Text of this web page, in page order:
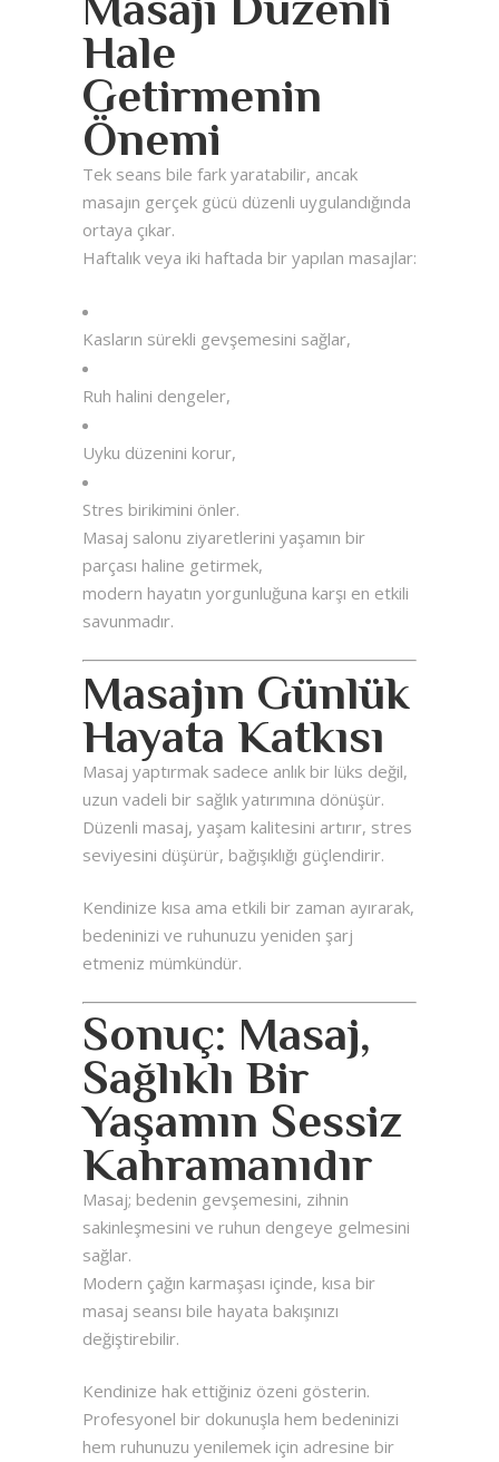
Hale
Getirmenin
Önemi
Tek seans bile fark yaratabilir, ancak
masajın gerçek gücü düzenli uygulandığında
ortaya çıkar.
Haftalık veya iki haftada bir yapılan masajlar:
Kasların sürekli gevşemesini sağlar,
Ruh halini dengeler,
Uyku düzenini korur,
Stres birikimini önler.
Masaj salonu ziyaretlerini yaşamın bir
parçası haline getirmek,
modern hayatın yorgunluğuna karşı en etkili
savunmadır.
Masajın Günlük
Hayata Katkısı
Masaj yaptırmak sadece anlık bir lüks değil,
uzun vadeli bir sağlık yatırımına dönüşür.
Düzenli masaj, yaşam kalitesini artırır, stres
seviyesini düşürür, bağışıklığı güçlendirir.
Kendinize kısa ama etkili bir zaman ayırarak,
bedeninizi ve ruhunuzu yeniden şarj
etmeniz mümkündür.
Sonuç: Masaj,
Sağlıklı Bir
Yaşamın Sessiz
Kahramanıdır
Masaj; bedenin gevşemesini, zihnin
sakinleşmesini ve ruhun dengeye gelmesini
sağlar.
Modern çağın karmaşası içinde, kısa bir
masaj seansı bile hayata bakışınızı
değiştirebilir.
Kendinize hak ettiğiniz özeni gösterin.
Profesyonel bir dokunuşla hem bedeninizi
hem ruhunuzu yenilemek için adresine bir